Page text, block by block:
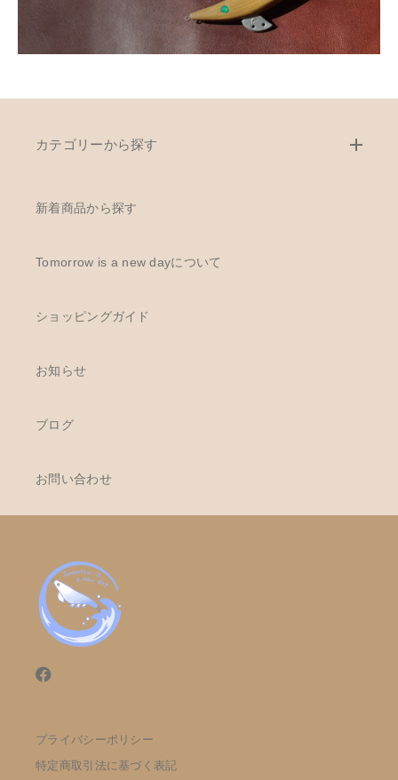
プライバシーポリシー
特定商取引法に基づく表記
カテゴリーから探す
新着商品から探す
Tomorrow is a new dayについて
ショッピングガイド
お知らせ
ブログ
お問い合わせ